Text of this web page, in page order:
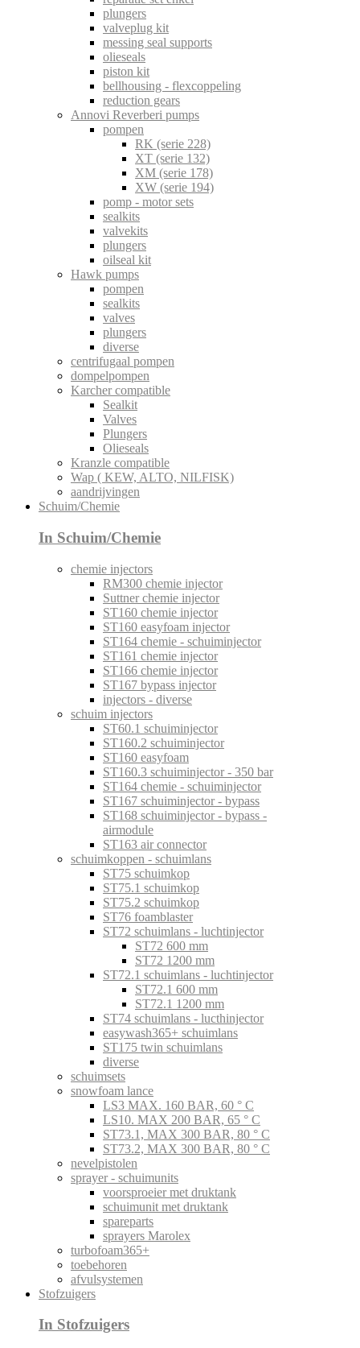
plungers
valveplug kit
messing seal supports
olieseals
piston kit
bellhousing - flexcoppeling
reduction gears
Annovi Reverberi pumps
pompen
RK (serie 228)
XT (serie 132)
XM (serie 178)
XW (serie 194)
pomp - motor sets
sealkits
valvekits
plungers
oilseal kit
Hawk pumps
pompen
sealkits
valves
plungers
diverse
centrifugaal pompen
dompelpompen
Karcher compatible
Sealkit
Valves
Plungers
Olieseals
Kranzle compatible
Wap ( KEW, ALTO, NILFISK)
aandrijvingen
Schuim/Chemie
In Schuim/Chemie
chemie injectors
RM300 chemie injector
Suttner chemie injector
ST160 chemie injector
ST160 easyfoam injector
ST164 chemie - schuiminjector
ST161 chemie injector
ST166 chemie injector
ST167 bypass injector
injectors - diverse
schuim injectors
ST60.1 schuiminjector
ST160.2 schuiminjector
ST160 easyfoam
ST160.3 schuiminjector - 350 bar
ST164 chemie - schuiminjector
ST167 schuiminjector - bypass
ST168 schuiminjector - bypass -
airmodule
ST163 air connector
schuimkoppen - schuimlans
ST75 schuimkop
ST75.1 schuimkop
ST75.2 schuimkop
ST76 foamblaster
ST72 schuimlans - luchtinjector
ST72 600 mm
ST72 1200 mm
ST72.1 schuimlans - luchtinjector
ST72.1 600 mm
ST72.1 1200 mm
ST74 schuimlans - lucthinjector
easywash365+ schuimlans
ST175 twin schuimlans
diverse
schuimsets
snowfoam lance
LS3 MAX. 160 BAR, 60 ° C
LS10. MAX 200 BAR, 65 ° C
ST73.1, MAX 300 BAR, 80 ° C
ST73.2, MAX 300 BAR, 80 ° C
nevelpistolen
sprayer - schuimunits
voorsproeier met druktank
schuimunit met druktank
spareparts
sprayers Marolex
turbofoam365+
toebehoren
afvulsystemen
Stofzuigers
In Stofzuigers